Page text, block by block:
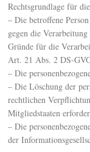
Rechtsgrundlage für
– Die betroffene
gegen die
Gründe für die
Art. 21 Abs. 2 DS-
– Die
– Die Löschung der
rechtlichen
Mitgliedstaaten
– Die
der